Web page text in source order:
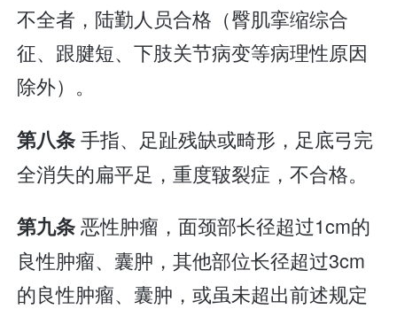
不全者，陆勤人员合格（臀肌挛缩综合
征、跟腱短、下肢关节病变等病理性原因
除外）。
第八条手指、足趾残缺或畸形，足底弓完
全消失的扁平足，重度皲裂症，不合格。
第九条恶性肿瘤，面颈部长径超过1cm的
良性肿瘤、囊肿，其他部位长径超过3cm
的良性肿瘤、囊肿，或虽未超出前述规定